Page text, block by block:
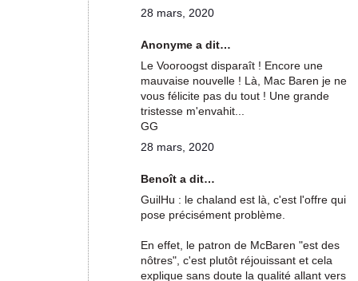
28 mars, 2020
Anonyme a dit…
Le Vooroogst disparaît ! Encore une
mauvaise nouvelle ! Là, Mac Baren je ne
vous félicite pas du tout ! Une grande
tristesse m'envahit...
GG
28 mars, 2020
Benoît a dit…
GuilHu : le chaland est là, c'est l'offre qui
pose précisément problème.
En effet, le patron de McBaren "est des
nôtres", c'est plutôt réjouissant et cela
explique sans doute la qualité allant vers